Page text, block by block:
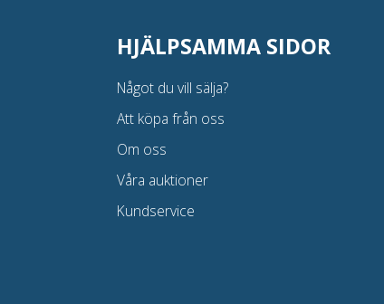
HJÄLPSAMMA SIDOR
Något du vill sälja?
Att köpa från oss
Om oss
Våra auktioner
Kundservice